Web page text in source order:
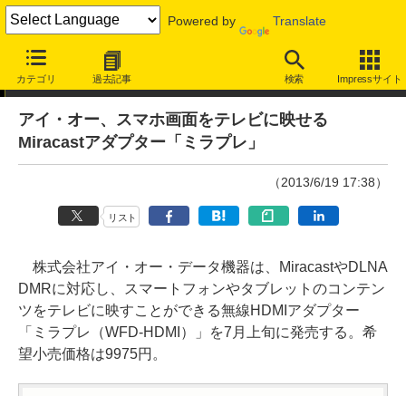
Powered by Translate
カテゴリ 過去記事 検索 Impressサイト
ニュース
アイ・オー、スマホ画面をテレビに映せる
Miracastアダプター「ミラプレ」
（2013/6/19 17:38）
リスト
株式会社アイ・オー・データ機器は、MiracastやDLNA
DMRに対応し、スマートフォンやタブレットのコンテン
ツをテレビに映すことができる無線HDMIアダプター
「ミラプレ（WFD-HDMI）」を7月上旬に発売する。希
望小売価格は9975円。